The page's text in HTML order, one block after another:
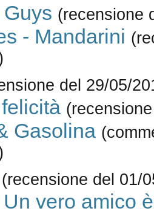
(recensione
- Mandarini
del 29/05/
Gasolina
(recensione del 01/
vero amico